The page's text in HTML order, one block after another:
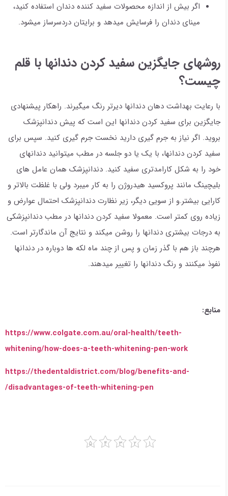
اگر بیش از اندازه محصولات سفید کننده دندان استفاده کنید،
مینای دندان را فرسایش میدهد و برایتان دردسرساز میشود.
روشهای جایگزین سفید کردن دندانها با قلم
چیست؟
با رعایت بهداشت دهان دندانها دیرتر رنگ میگیرند. راهکار پیشنهادی
جایگزین برای سفید کردن دندانها این است که پیش دندانپزشک
بروید. اگر نیاز به جرم گیری دارید نخست جرم گیری کنید. سپس برای
سفید کردن دندانها، با یک یا دو جلسه در مطب میتوانید دندانهای
خود را به شکل کارامدتری سفید کنید. دندانپزشک همان عامل های
بلیچینگ مانند پروکسید هیدروژن را به کار میبرد ولی با غلظت بالاتر و
کارایی بیشتر.و از سویی دیگر، زیر نظارت دندانپزشک احتمال عوارض و
زیاده روی کمتر است. معمولا سفید کردن دندانها در مطب دندانپزشکی
به درجات بیشتری دندانها را روشن میکند و نتایج آن ماندگارتر است.
هرچند باز هم با گذر زمان و پس از چند ماه لکه ها دوباره در دندانها
نفوذ میکنند و رنگ دندانها را تغییر میدهند.
منابع:
https://www.colgate.com.au/oral-health/teeth-
whitening/how-does-a-teeth-whitening-pen-work
https://thedentaldistrict.com/blog/benefits-and-
disadvantages-of-teeth-whitening-pen/